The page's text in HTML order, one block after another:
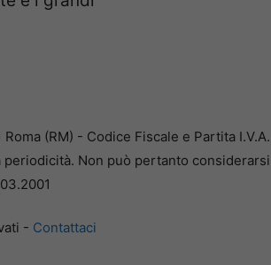
(RM) - Codice Fiscale e Partita
Non può pertanto
- Contattaci